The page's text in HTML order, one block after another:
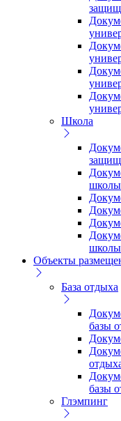
Школа
школы
школы
Объекты
База отдыха
базы
базы
Глэмпинг